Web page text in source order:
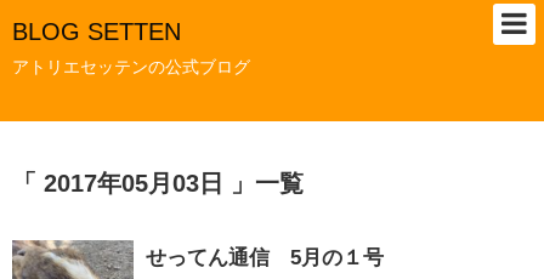
BLOG SETTEN
アトリエセッテンの公式ブログ
「 2017年05月03日 」一覧
せってん通信 5月の１号